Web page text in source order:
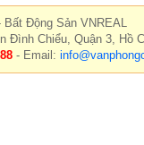
Bất Động Sản VNREAL
Đình Chiểu, Quận 3, Hồ
- Email: